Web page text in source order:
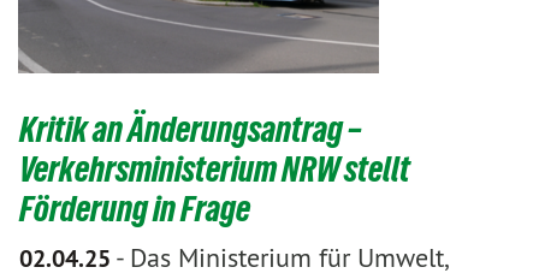
Kritik an Änderungsantrag –
Verkehrsministerium NRW stellt
Förderung in Frage
02.04.25 - Das Ministerium für Umwelt,